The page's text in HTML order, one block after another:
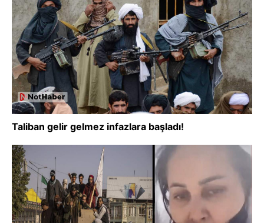
Taliban gelir gelmez infazlara başladı!